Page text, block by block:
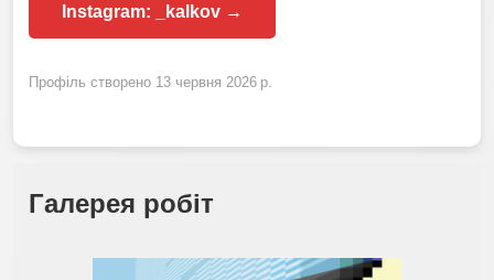
Instagram: _kalkov →
Профіль створено 13 червня 2026 р.
Галерея робіт